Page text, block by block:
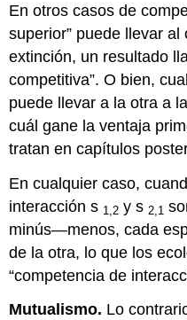
En otros casos de
superior” puede llevar
extinción, un resultado
competitiva”. O bien,
puede llevar a la otra a
cuál gane la ventaja
tratan en capítulos
En cualquier caso,
interacción s 1,2 y s 2,1
minús—menos, cada
de la otra, lo que los
“competencia de
Mutualismo. Lo